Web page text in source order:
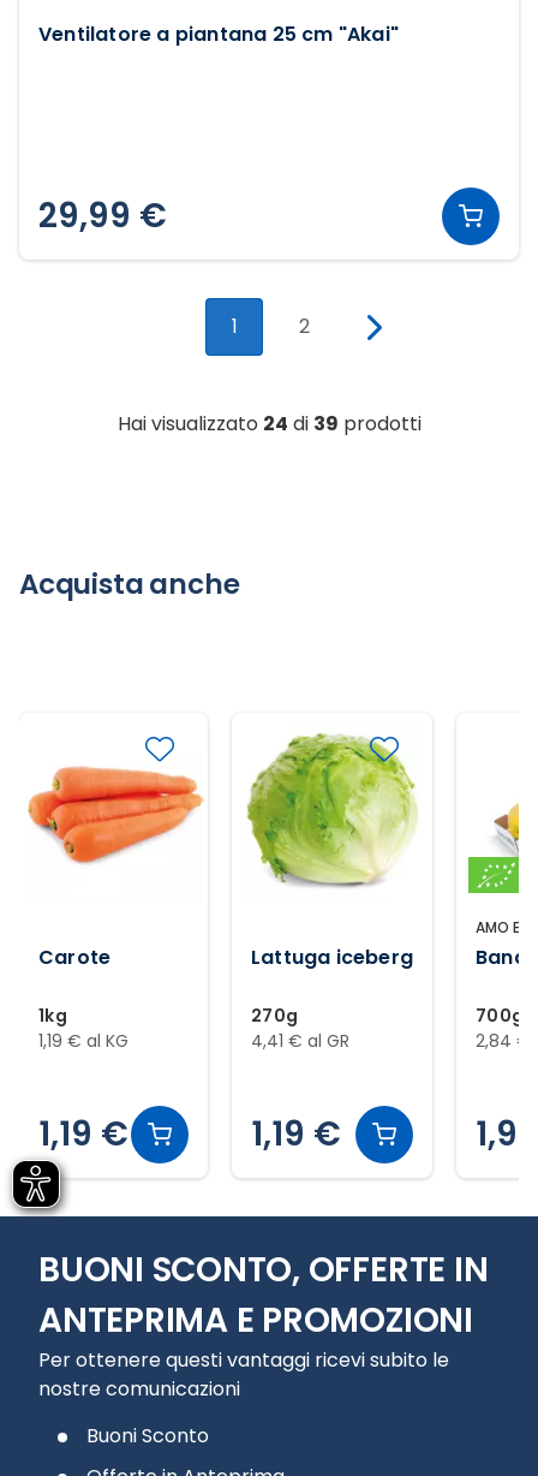
Ventilatore a piantana 25 cm "Akai"
29,99 €
1 2
Hai visualizzato 24 di 39 prodotti
Acquista anche
Carote
1kg
1,19 € al KG
1,19 €
Lattuga iceberg
270g
4,41 € al GR
1,19 €
AMO
700g
2,84 €
Slide 1 di 12
BUONI SCONTO, OFFERTE IN
ANTEPRIMA E PROMOZIONI
Per ottenere questi vantaggi ricevi subito le
nostre comunicazioni
Buoni Sconto